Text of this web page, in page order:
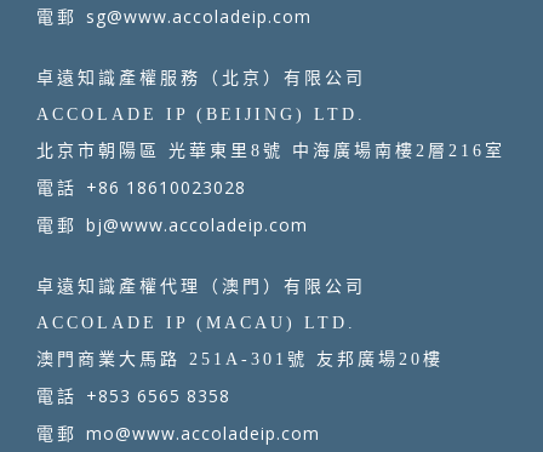
電郵 sg@www.accoladeip.com
卓遠知識產權服務（北京）有限公司
ACCOLADE IP (BEIJING) LTD.
北京市朝陽區 光華東里8號 中海廣場南樓2層216室
電話 +86 18610023028
電郵 bj@www.accoladeip.com
卓遠知識產權代理（澳門）有限公司
ACCOLADE IP (MACAU) LTD.
澳門商業大馬路 251A-301號 友邦廣場20樓
電話 +853 6565 8358
電郵 mo@www.accoladeip.com